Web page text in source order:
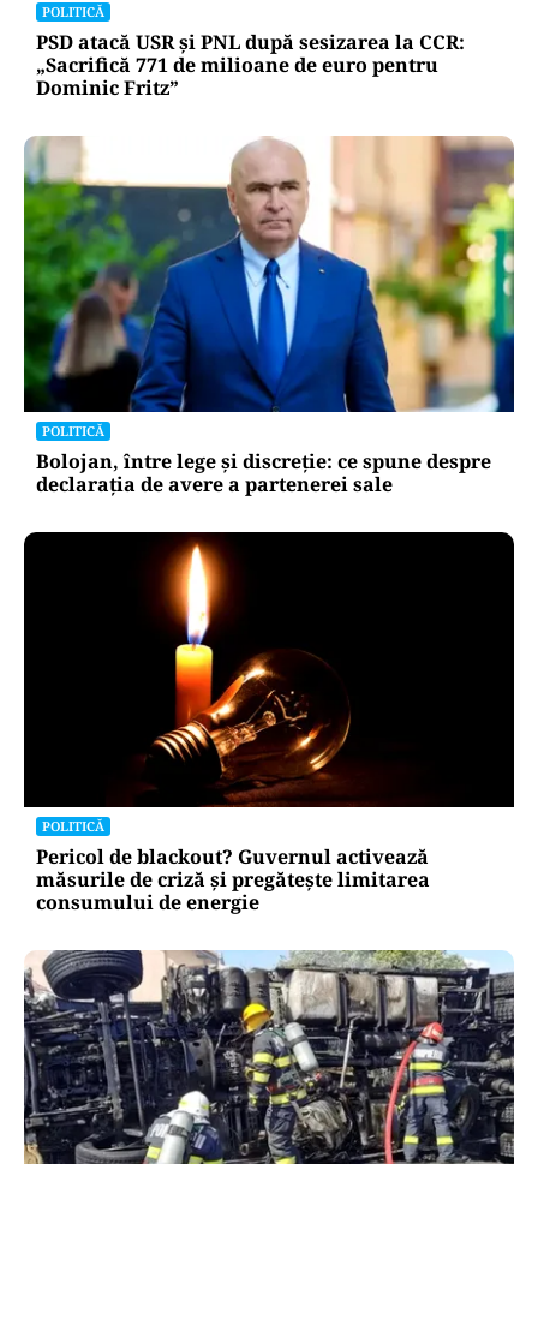
POLITICĂ
PSD atacă USR și PNL după sesizarea la CCR:
„Sacrifică 771 de milioane de euro pentru
Dominic Fritz”
POLITICĂ
Bolojan, între lege și discreție: ce spune despre
declarația de avere a partenerei sale
POLITICĂ
Pericol de blackout? Guvernul activează
măsurile de criză și pregătește limitarea
consumului de energie